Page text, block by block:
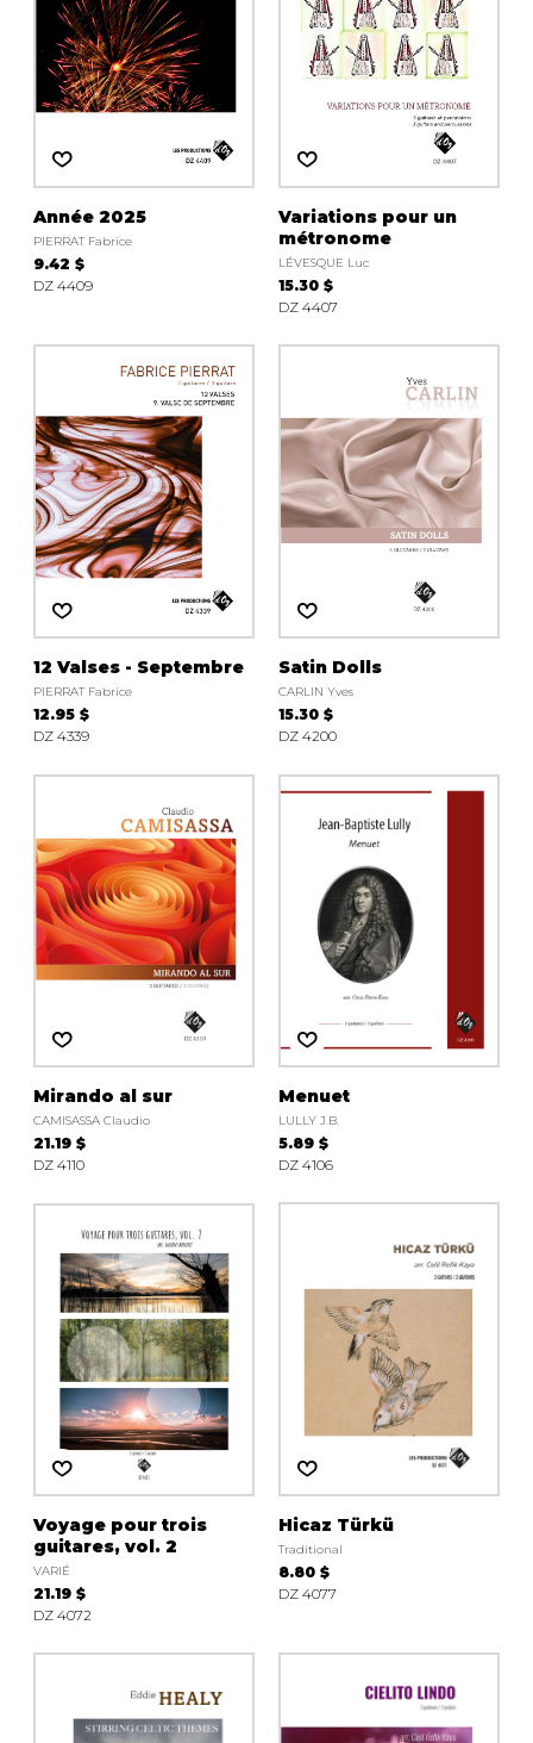
Année 2025
PIERRAT Fabrice
9.42 $
DZ 4409
Variations pour un
métronome
LÉVESQUE Luc
15.30 $
DZ 4407
12 Valses - Septembre
PIERRAT Fabrice
12.95 $
DZ 4339
Satin Dolls
CARLIN Yves
15.30 $
DZ 4200
Mirando al sur
CAMISASSA Claudio
21.19 $
DZ 4110
Menuet
LULLY J.B.
5.89 $
DZ 4106
Voyage pour trois
guitares, vol. 2
VARIÉ
21.19 $
DZ 4072
Hicaz Türkü
Traditional
8.80 $
DZ 4077